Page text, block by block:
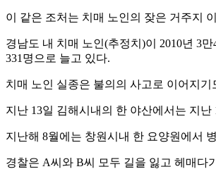
이 같은 조처는 치매 노인의 잦은 거주지
경남도 내 치매 노인(추정치)이 2010년 3
331명으로 늘고 있다.
치매 노인 실종은 불의의 사고로 이어지기
지난 13일 김해시내의 한 야산에서는 지
지난해 8월에는 창원시내 한 요양원에서
경찰은 A씨와 B씨 모두 길을 잃고 헤매다